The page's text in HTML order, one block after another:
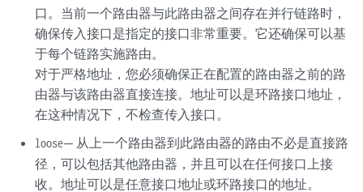
口。当前一个路由器与此路由器之间存在并行链路时，
确保传入接口是指定的接口非常重要。它还确保可以基
于每个链路实施路由。
对于严格地址，您必须确保正在配置的路由器之前的路
由器与该路由器直接连接。地址可以是环路接口地址，
在这种情况下，不检查传入接口。
loose— 从上一个路由器到此路由器的路由不必是直接路
径，可以包括其他路由器，并且可以在任何接口上接
收。地址可以是任意接口地址或环路接口的地址。